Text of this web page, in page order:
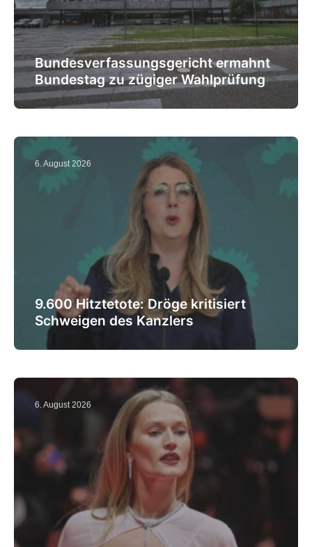
Bundesverfassungsgericht ermahnt
Bundestag zu zügiger Wahlprüfung
6. August 2026
9.600 Hitztetote: Dröge kritisiert
Schweigen des Kanzlers
6. August 2026